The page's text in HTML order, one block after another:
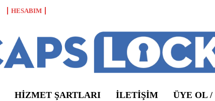
HESABIM
HIZMET ŞARTLARI ILETIŞIM ÜYE OL /